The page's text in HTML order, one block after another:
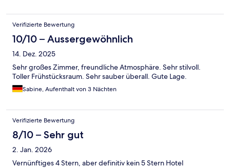
Verifizierte Bewertung
10/10 – Aussergewöhnlich
14. Dez. 2025
Sehr großes Zimmer, freundliche Atmosphäre. Sehr stilvoll.
Toller Frühstücksraum. Sehr sauber überall. Gute Lage.
Sabine, Aufenthalt von 3 Nächten
Verifizierte Bewertung
8/10 – Sehr gut
2. Jan. 2026
Vernünftiges 4 Stern, aber definitiv kein 5 Stern Hotel